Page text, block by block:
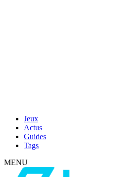
Jeux
Actus
Guides
Tags
MENU